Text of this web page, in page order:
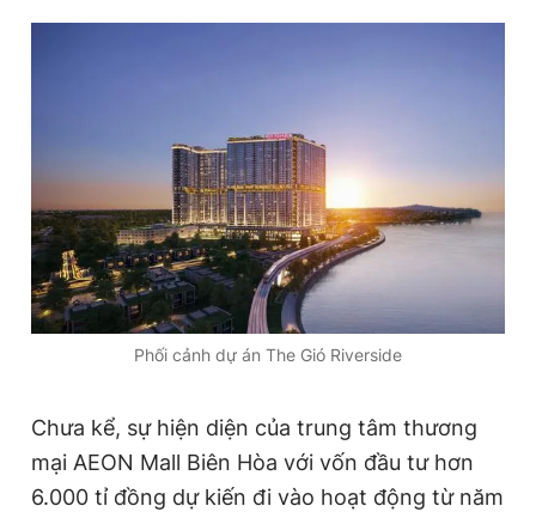
Phối cảnh dự án The Gió Riverside
Chưa kể, sự hiện diện của trung tâm thương
mại AEON Mall Biên Hòa với vốn đầu tư hơn
6.000 tỉ đồng dự kiến đi vào hoạt động từ năm